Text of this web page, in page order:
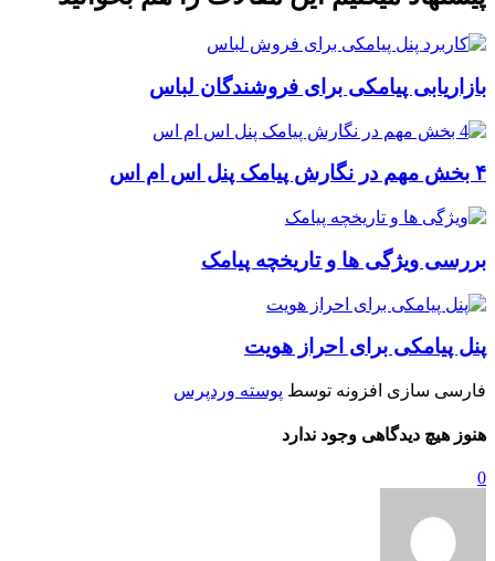
بازاریابی پیامکی برای فروشندگان لباس
۴ بخش مهم در نگارش پیامک پنل اس ام اس
بررسی ویژگی ها و تاریخچه پیامک
پنل پیامکی برای احراز هویت
فارسی سازی افزونه توسط پوسته وردپرس
هنوز هیچ دیدگاهی وجود ندارد
0